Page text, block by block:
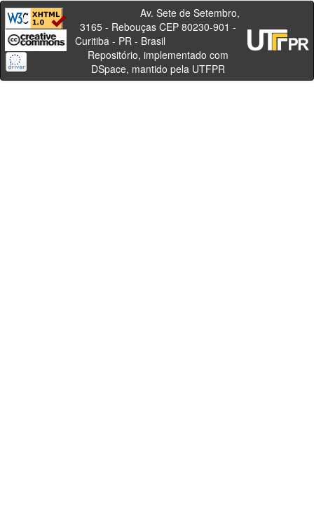
Av. Sete de Setembro,
3165 - Rebouças CEP 80230-901 -
Curitiba - PR - Brasil
Repositório, implementado com
DSpace, mantido pela UTFPR